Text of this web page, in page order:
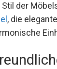
der
, die elegante